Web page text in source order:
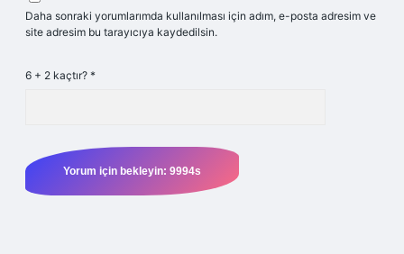
Daha sonraki yorumlarımda kullanılması için adım, e-posta adresim ve
site adresim bu tarayıcıya kaydedilsin.
6 + 2 kaçtır? *